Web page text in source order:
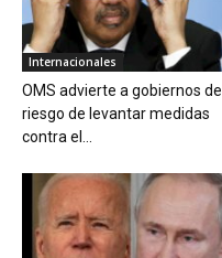
Internacionales
OMS advierte a gobiernos de
riesgo de levantar medidas
contra el...